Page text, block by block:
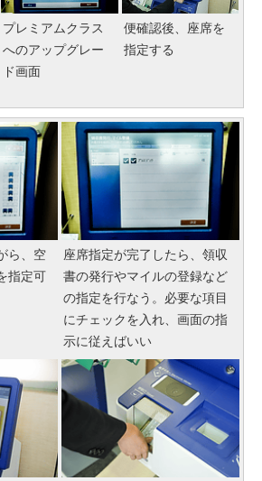
プレミアムクラス
へのアップグレー
ド画面
便確認後、座席を
指定する
ら、空
指定可
座席指定が完了したら、領収
書の発行やマイルの登録など
の指定を行なう。必要な項目
にチェックを入れ、画面の指
示に従えばいい